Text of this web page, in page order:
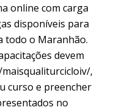
online com carga
disponíveis para
todo o Maranhão.
devem
,
curso e preencher
no